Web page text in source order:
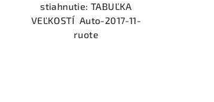
stiahnutie: TABUĽKA
VEĽKOSTÍ Auto-2017-11-
ruote